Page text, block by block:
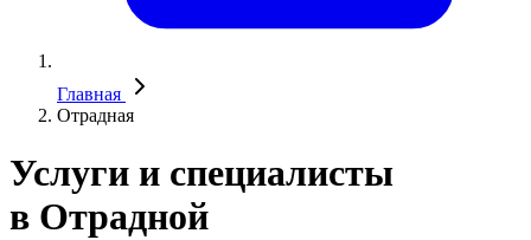
Главная
Отрадная
Услуги и специалисты
в Отрадной